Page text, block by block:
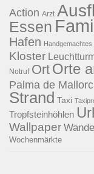
Action Arzt
Essen
Hafen Handgemachtes
Kloster
Notruf Ort Orte
Palma de
Strand Taxi
Tropfsteinhöhlen
Wallpaper
Wochenmärkte